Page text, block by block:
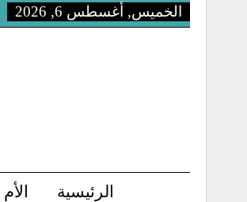
الخميس, أغسطس 6, 2026
الرئيسية